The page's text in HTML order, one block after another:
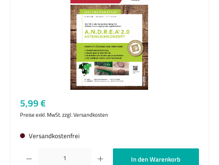
Regulärer Preis:
5,99 €
Preise exkl. MwSt. zzgl. Versandkosten
Versandkostenfrei
Produkt Anzahl: Gib den gewünschten Wert ein oder benutze die Schaltflächen um
In den Warenkorb